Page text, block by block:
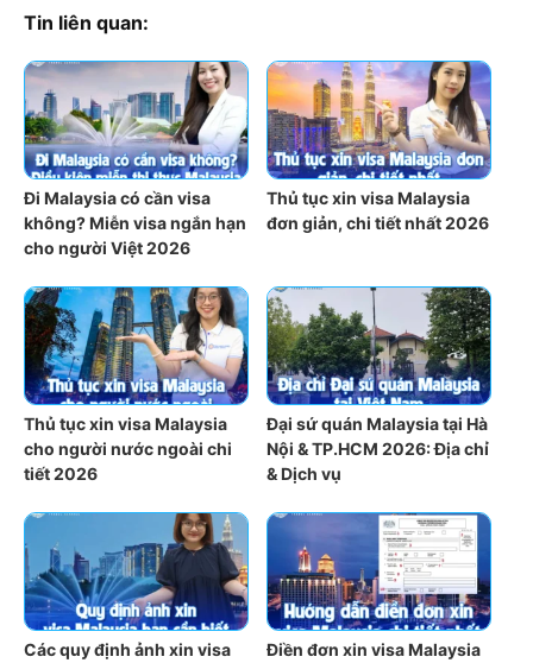
Tin liên quan:
Đi Malaysia có cần visa
không? Miễn visa ngắn hạn
cho người Việt 2026
Thủ tục xin visa Malaysia
đơn giản, chi tiết nhất 2026
Thủ tục xin visa Malaysia
cho người nước ngoài chi
tiết 2026
Đại sứ quán Malaysia tại Hà
Nội & TP.HCM 2026: Địa chỉ
& Dịch vụ
Các quy định ảnh xin visa Điền đơn xin visa Malaysia